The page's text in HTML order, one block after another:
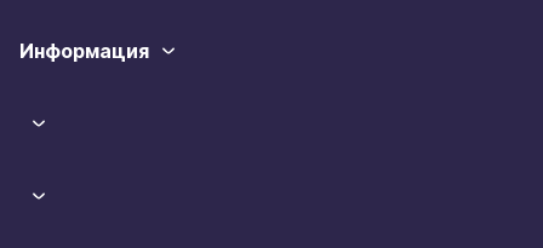
Информация